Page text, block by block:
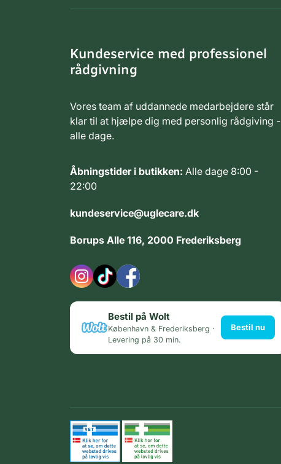
Kundeservice med professionel
rådgivning
Vores team af uddannede medarbejdere står
klar til at hjælpe dig med personlig rådgiving -
alle dage.
Åbningstider i butikken: Alle dage 8:00 -
22:00
kundeservice@uglecare.dk
Borups Alle 116, 2000 Frederiksberg
Bestil på Wolt
København & Frederiksberg ·
Levering på 30 min.
Bestil nu